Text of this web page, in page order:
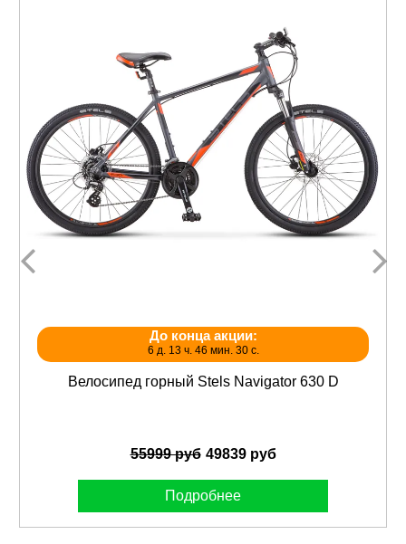
До конца акции:
6 д. 13 ч. 46 мин. 30 с.
Велосипед горный Stels Navigator 630 D
55999 руб 49839 руб
Подробнее